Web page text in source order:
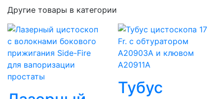
Другие товары в категории
Тубус